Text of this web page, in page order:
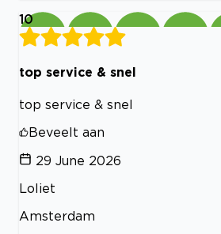
10
top service & snel
top service & snel
Beveelt aan
29 June 2026
Loliet
Amsterdam